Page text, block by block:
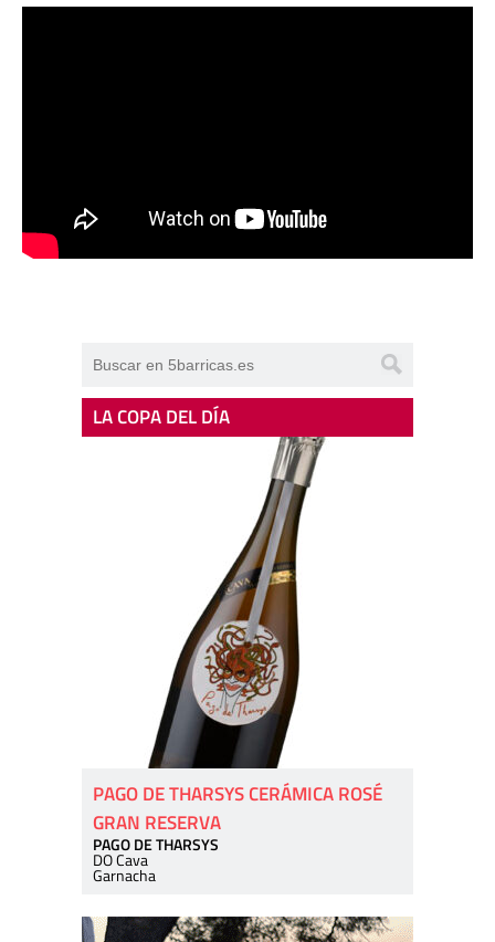
LA COPA DEL DÍA
PAGO DE THARSYS CERÁMICA ROSÉ
GRAN RESERVA
PAGO DE THARSYS
DO Cava
Garnacha